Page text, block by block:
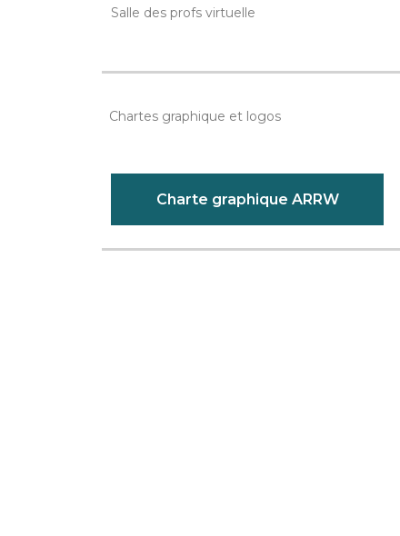
Salle des profs virtuelle
Chartes graphique et logos
Charte graphique ARRW